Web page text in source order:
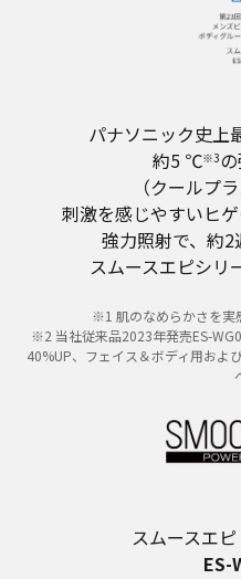
パナソニック史上
約5 ℃※3
（クールプ
刺激を感じやすいヒ
強力照射で、約
スムースエピシリ
※1 肌のなめらかさを実
※2 当社従来品2023年発売ES-
40%UP、フェイス＆ボディ用およ
スムースエ
ES-